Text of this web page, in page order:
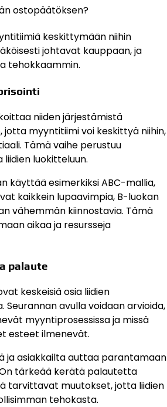
ostopäätöksen?
keskittymään niihin
johtavat kauppaan, ja
tehokkaammin.
niiden järjestämistä
jotta myyntitiimi voi keskittyä niihin,
Tämä vaihe perustuu
luokitteluun.
käyttää esimerkiksi ABC-mallia,
kaikkein lupaavimpia, B-luokan
vähemmän kiinnostavia. Tämä
aikaa ja resursseja
palaute
keskeisiä osia liidien
Seurannan avulla voidaan arvioida,
myyntiprosessissa ja missä
esteet ilmenevät.
ja asiakkailta auttaa parantamaan
tärkeää kerätä palautetta
tarvittavat muutokset, jotta liidien
tehokasta.